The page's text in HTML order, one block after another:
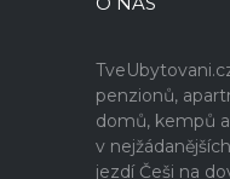
penzionů,
domů, kempů
v
jezdí Češi na